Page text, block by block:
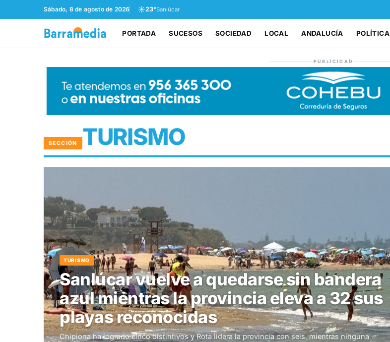
Sábado, 8 de agosto de 2026 ☀️23°Sanlúcar
PORTADA SUCESOS SOCIEDAD LOCAL ANDALUCÍA POLÍTICA
PUBLICIDAD
SECCIÓN TURISMO
TURISMO
Sanlúcar vuelve a quedarse sin bandera
azul mientras la provincia eleva a 32 sus
playas reconocidas
Chipiona ha logrado cinco distintivos y Rota lidera la provincia con seis, mientras ninguna